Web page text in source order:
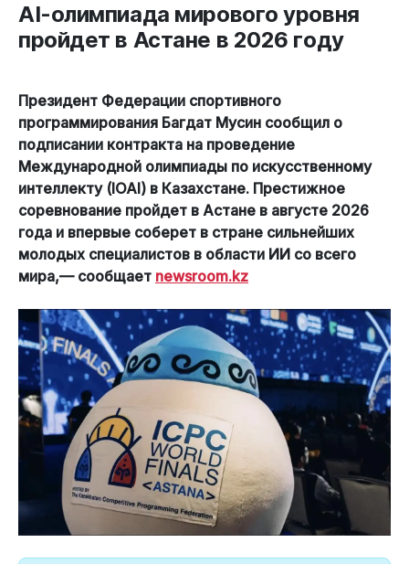
AI-олимпиада мирового уровня
пройдет в Астане в 2026 году
Президент Федерации спортивного
программирования Багдат Мусин сообщил о
подписании контракта на проведение
Международной олимпиады по искусственному
интеллекту (IOAI) в Казахстане. Престижное
соревнование пройдет в Астане в августе 2026
года и впервые соберет в стране сильнейших
молодых специалистов в области ИИ со всего
мира,— сообщает newsroom.kz